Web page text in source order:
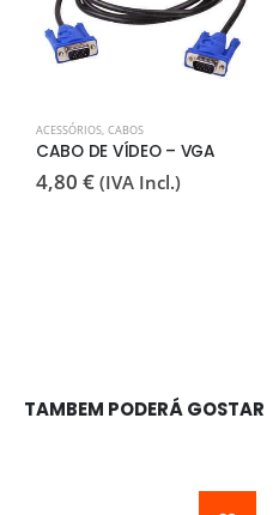
ACESSÓRIOS, CABOS
CABO DE VÍDEO – VGA
4,80 € (IVA Incl.)
TAMBEM PODERÁ GOSTAR